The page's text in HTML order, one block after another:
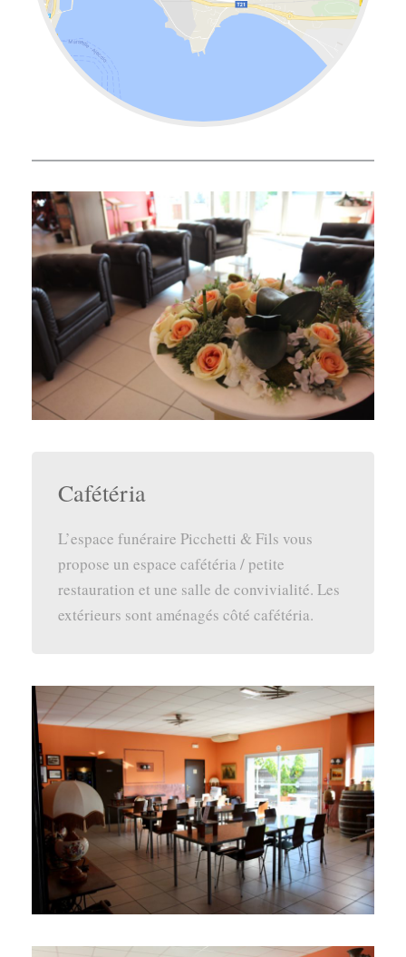
Cafétéria
L’espace funéraire Picchetti & Fils vous
propose un espace cafétéria / petite
restauration et une salle de convivialité. Les
extérieurs sont aménagés côté cafétéria.